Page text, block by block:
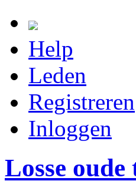
Help
Leden
Registreren
Inloggen
Losse